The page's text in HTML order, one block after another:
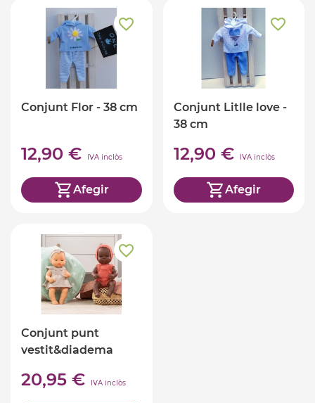
Conjunt Flor - 38 cm
12,90 € IVA inclòs
Afegir
Conjunt Litlle love -
38 cm
12,90 € IVA inclòs
Afegir
Conjunt punt
vestit&diadema
20,95 € IVA inclòs